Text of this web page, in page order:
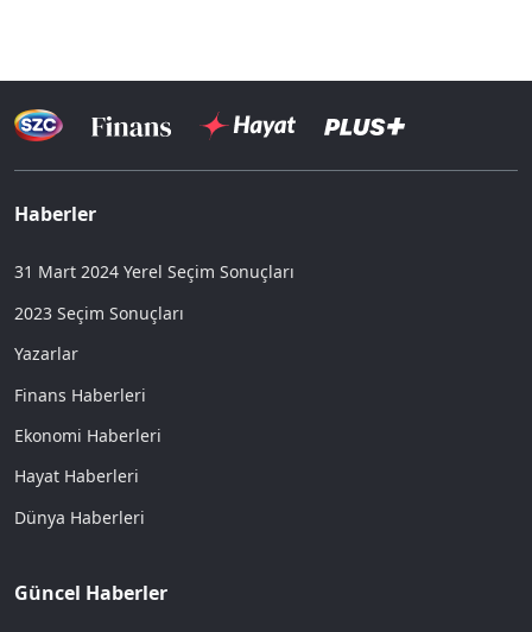
Haberler
31 Mart 2024 Yerel Seçim Sonuçları
2023 Seçim Sonuçları
Yazarlar
Finans Haberleri
Ekonomi Haberleri
Hayat Haberleri
Dünya Haberleri
Güncel Haberler